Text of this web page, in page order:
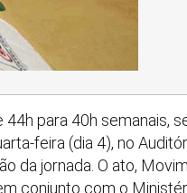
para 40h semanais,
feira (dia 4), no
da jornada. O ato,
conjunto com o